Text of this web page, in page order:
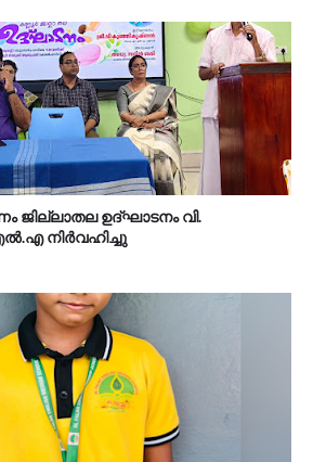
ജില്ലാതല ഉദ്ഘാടനം വി.
നിർവഹിച്ചു